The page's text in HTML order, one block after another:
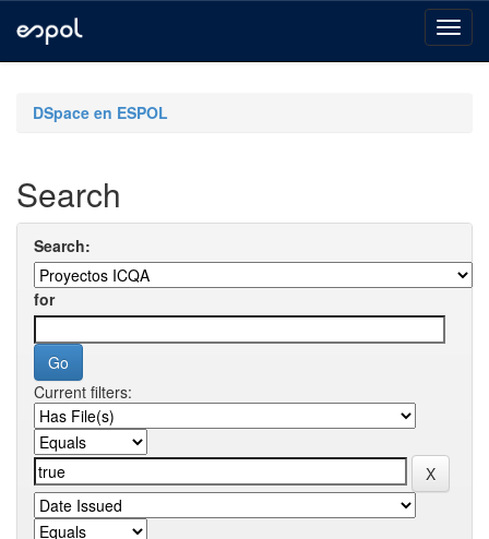
navigationDSpace en ESPOL
Search
Search:
for
Current filters: